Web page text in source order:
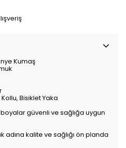
Kumaş
Bisiklet Yaka
güvenli ve sağlığa uygun
adına kalite ve sağlığı ön planda